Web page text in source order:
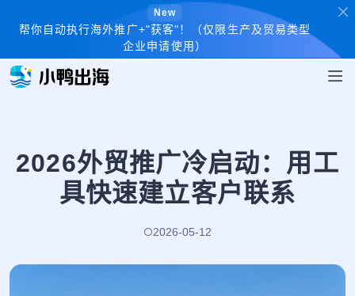
New
帮你自动执行海外推广+"获客"！（仅限生产及贸易类型
企业申请使用）
2026外贸推广冷启动：用工
具快速建立客户联系
2026-05-12